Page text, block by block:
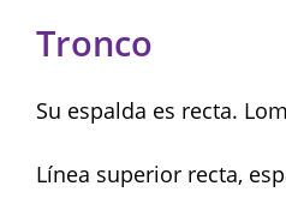
Tronco
Su espalda es recta.
Línea superior recta,